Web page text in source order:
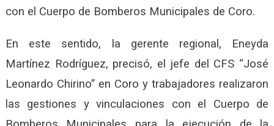
con el Cuerpo de Bomberos Municipales de Coro.
En este sentido, la gerente regional, Eneyda
Martínez Rodríguez, precisó, el jefe del CFS “José
Leonardo Chirino” en Coro y trabajadores realizaron
las gestiones y vinculaciones con el Cuerpo de